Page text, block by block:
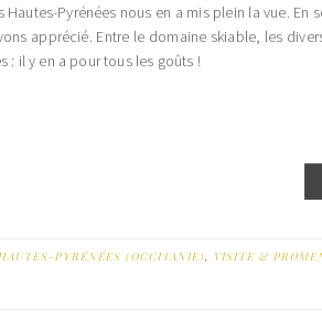
Hautes-Pyrénées nous en a mis plein la vue.
apprécié. Entre le domaine skiable, les
: il y en a pour tous les goûts !
PYRÉNÉES (OCCITANIE), VISITE &